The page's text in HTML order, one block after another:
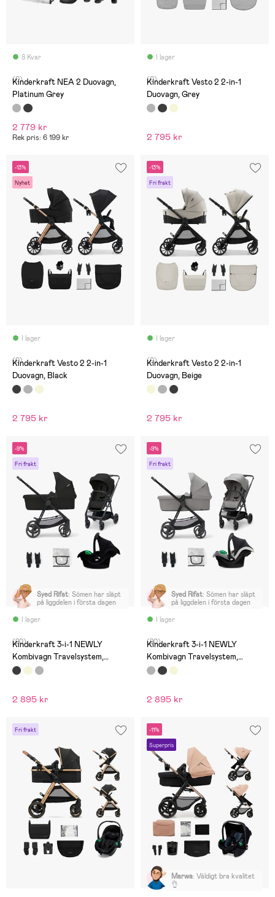
8 Kvar
(0)
Kinderkraft NEA 2 Duovagn,
Platinum Grey
2 779 kr
Rek pris: 6 199 kr
I lager
(0)
Kinderkraft Vesto 2 2-in-1
Duovagn, Grey
2 795 kr
-13%
Nyhet
I lager
(0)
Kinderkraft Vesto 2 2-in-1
Duovagn, Black
2 795 kr
-13%
Fri frakt
I lager
(0)
Kinderkraft Vesto 2 2-in-1
Duovagn, Beige
2 795 kr
-9%
Fri frakt
I lager
Syed Rifat: Sömen har släpt
på liggdelen i första dagen
(20)
Kinderkraft 3-i-1 NEWLY
Kombivagn Travelsystem,
Classic Black
2 895 kr
-9%
Fri frakt
I lager
Syed Rifat: Sömen har släpt
på liggdelen i första dagen
(20)
Kinderkraft 3-i-1 NEWLY
Kombivagn Travelsystem,
Moonlight Grey
2 895 kr
Fri frakt -11%
Superpris
Marwa: Väldigt bra kvalitet
👌